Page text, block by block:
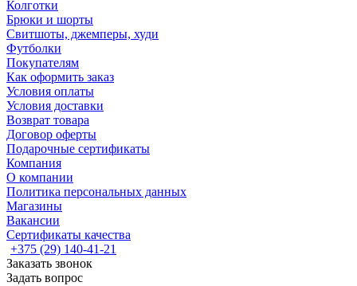
Колготки
Брюки и шорты
Свитшоты, джемперы, худи
Футболки
Покупателям
Как оформить заказ
Условия оплаты
Условия доставки
Возврат товара
Договор оферты
Подарочные сертификаты
Компания
О компании
Политика персональных данных
Магазины
Вакансии
Сертификаты качества
+375 (29) 140-41-21
Заказать звонок
Задать вопрос